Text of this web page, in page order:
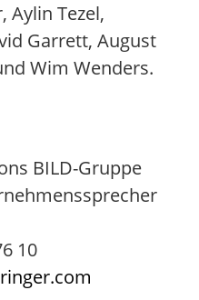
Aylin Tezel,
Garrett, August
Wim Wenders.
BILD-Gruppe
10